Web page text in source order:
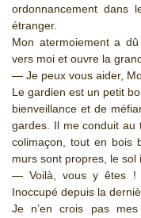
ordonnancement dans
étranger.
Mon atermoiement a
vers moi et ouvre la
— Je peux vous aider,
Le gardien est un petit
bienveillance et de
gardes. Il me conduit au
colimaçon, tout en bois
murs sont propres, le sol
— Voilà, vous y êtes !
Inoccupé depuis la
Je n’en crois pas